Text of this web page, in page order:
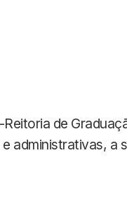
de
administrativas, a